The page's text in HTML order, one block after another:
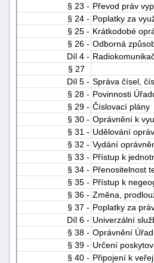
§ 23 - Převod práv
§ 24 - Poplatky za
§ 25 - Krátkodobé
§ 26 - Odborná
Díl 4 -
§ 27
Díl 5 - Správa čísel,
§ 28 - Povinnosti
§ 29 - Číslovací plány
§ 30 - Oprávnění k
§ 31 - Udělování
§ 32 - Vydání
§ 33 - Přístup k
§ 34 - Přenositelnost
§ 35 - Přístup k
§ 36 - Změna,
§ 37 - Poplatky za
Díl 6 - Univerzální
§ 38 - Oprávnění
§ 39 - Určení
§ 40 - Připojení k